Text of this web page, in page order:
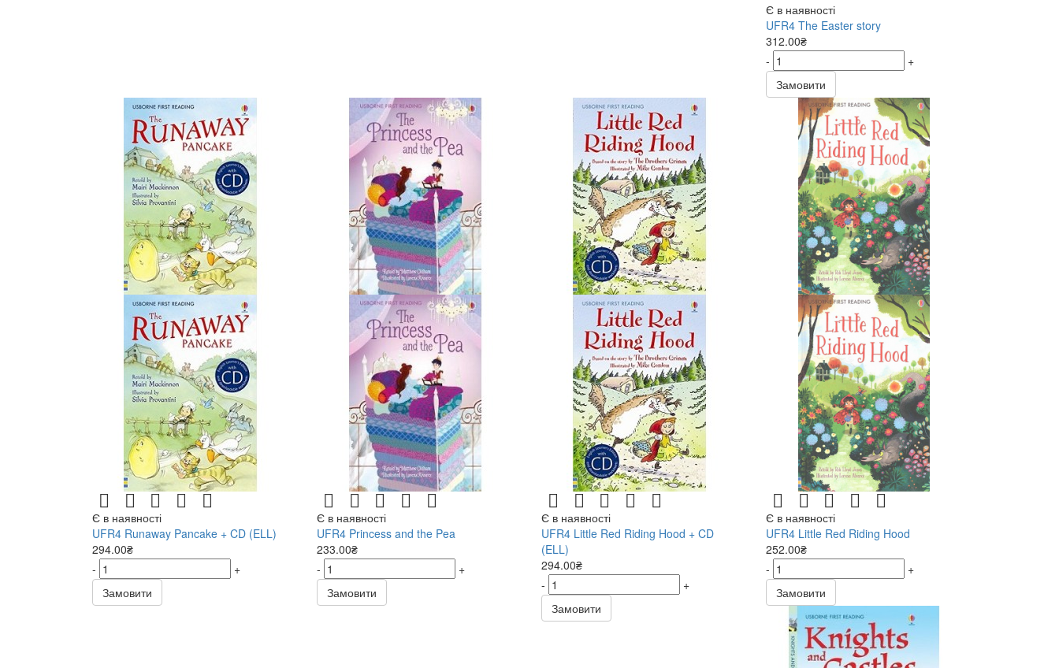
Є в наявності
UFR4 The Easter story
312.00₴
-
+
Замовити
Є в наявності
UFR4 Runaway Pancake + CD (ELL)
294.00₴
-
+
Замовити
Є в наявності
UFR4 Princess and the Pea
233.00₴
-
+
Замовити
Є в наявності
UFR4 Little Red Riding Hood + CD
(ELL)
294.00₴
-
+
Замовити
Є в наявності
UFR4 Little Red Riding Hood
252.00₴
-
+
Замовити